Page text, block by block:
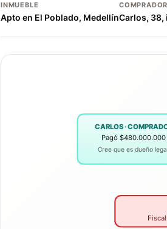
INMUEBLE
Apto en El Poblado, Medellín
COMPRADOR
Carlos,
CARLOS ·
Pagó $480.000.000
Cree que es dueño